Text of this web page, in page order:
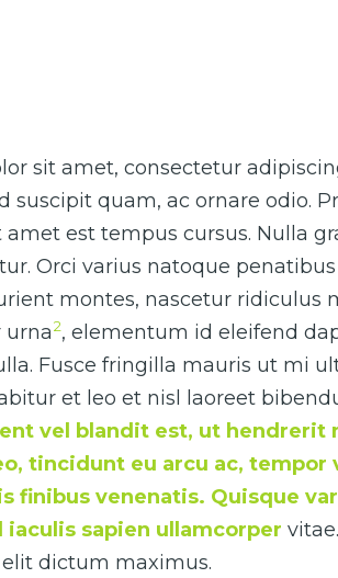
sit amet, consectetur
suscipit quam, ac ornare odio.
est tempus cursus. Nulla
Orci varius natoque
montes, nascetur ridiculus
urna2, elementum id eleifend
Fusce fringilla mauris ut mi
et leo et nisl laoreet
vel blandit est, ut hendrerit
tincidunt eu arcu ac, tempor
finibus venenatis. Quisque
iaculis sapien ullamcorper
dictum maximus.